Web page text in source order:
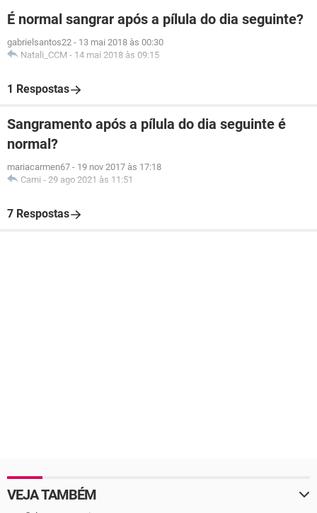
É normal sangrar após a pílula do dia seguinte?
gabrielsantos22 - 13 mai 2018 às 00:30
Natali_CCM - 14 mai 2018 às 09:15
1 Respostas
Sangramento após a pílula do dia seguinte é
normal?
mariacarmen67 - 19 nov 2017 às 17:18
Cami - 29 ago 2021 às 11:51
7 Respostas
VEJA TAMBÉM